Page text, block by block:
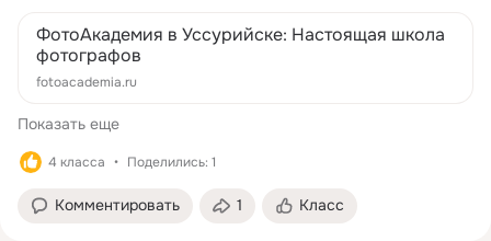
ФотоАкадемия в Уссурийске: Настоящая школа
фотографов
fotoacademia.ru
Показать еще
4 класса Поделились: 1
Комментировать 1 Класс